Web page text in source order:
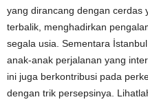
yang dirancang dengan cerdas
terbalik, menghadirkan
segala usia. Sementara
anak-anak perjalanan yang
ini juga berkontribusi pada
dengan trik persepsinya.